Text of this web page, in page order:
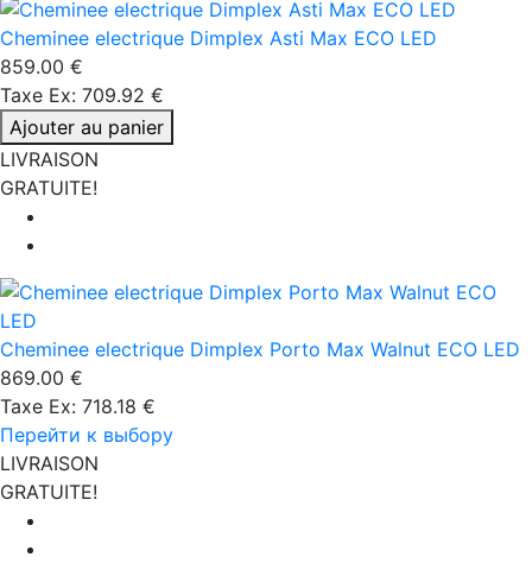
Cheminee electrique Dimplex Asti Max ECO LED
859.00 €
Taxe Ex: 709.92 €
Ajouter au panier
LIVRAISON
GRATUITE!
Cheminee electrique Dimplex Porto Max Walnut ECO LED
869.00 €
Taxe Ex: 718.18 €
Перейти к выбору
LIVRAISON
GRATUITE!